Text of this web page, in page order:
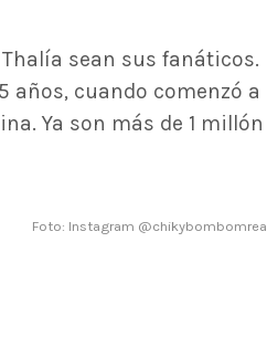
sean sus fanáticos.
años, cuando comenzó a
Ya son más de 1 millón
Foto: Instagram